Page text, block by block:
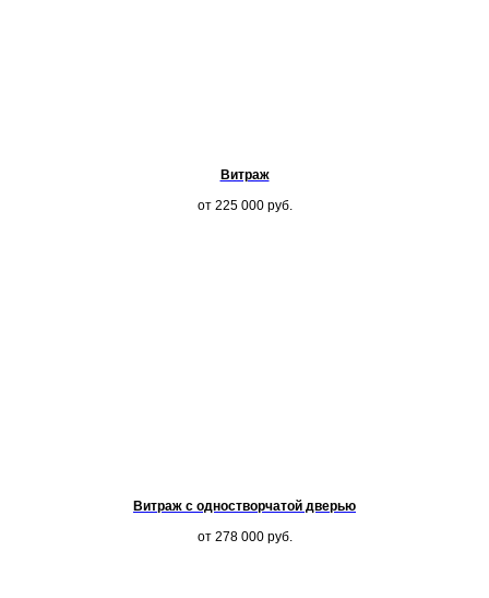
Витраж
от 225 000 руб.
Витраж с одностворчатой дверью
от 278 000 руб.